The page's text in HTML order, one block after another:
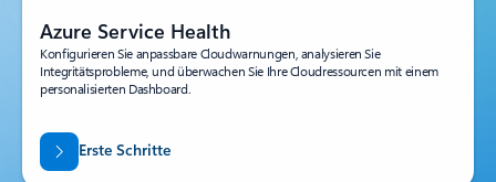
Azure Service Health
Konfigurieren Sie anpassbare Cloudwarnungen, analysieren Sie
Integritätsprobleme, und überwachen Sie Ihre Cloudressourcen mit einem
personalisierten Dashboard.
Erste Schritte